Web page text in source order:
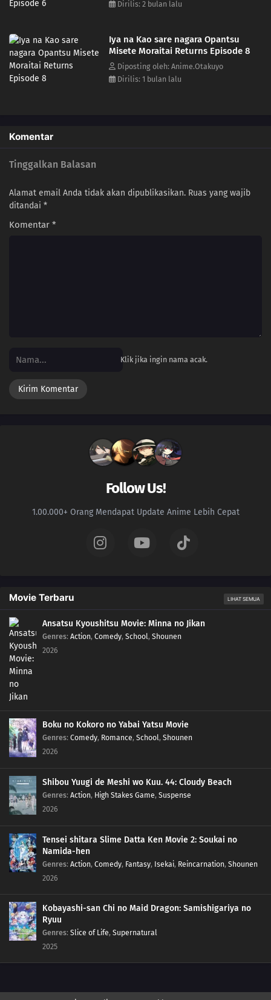
Dirilis: 2 bulan lalu
Iya na Kao sare nagara Opantsu
Misete Moraitai Returns Episode 8
Diposting oleh: Anime.Otakuyo
Dirilis: 1 bulan lalu
Komentar
Tinggalkan Balasan
Alamat email Anda tidak akan dipublikasikan. Ruas yang wajib
ditandai *
Komentar *
Klik jika ingin nama acak.
Follow Us!
1.00.000+ Orang Mendapat Update Anime Lebih Cepat
Movie Terbaru LIHAT SEMUA
Ansatsu Kyoushitsu Movie: Minna no Jikan
Genres: Action, Comedy, School, Shounen
2026
Boku no Kokoro no Yabai Yatsu Movie
Genres: Comedy, Romance, School, Shounen
2026
Shibou Yuugi de Meshi wo Kuu. 44: Cloudy Beach
Genres: Action, High Stakes Game, Suspense
2026
Tensei shitara Slime Datta Ken Movie 2: Soukai no
Namida-hen
Genres: Action, Comedy, Fantasy, Isekai, Reincarnation, Shounen
2026
Kobayashi-san Chi no Maid Dragon: Samishigariya no
Ryuu
Genres: Slice of Life, Supernatural
2025